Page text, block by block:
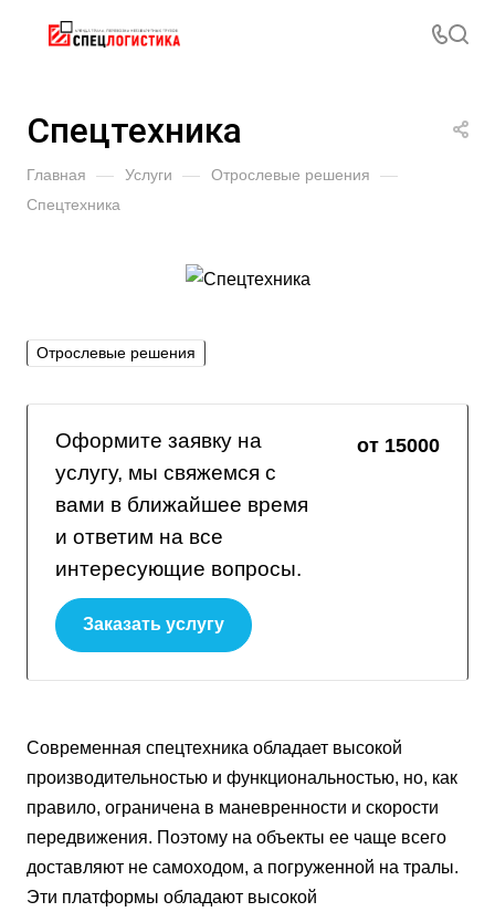
Спецтехника
Главная — Услуги — Отрослевые решения —
Спецтехника
Отрослевые решения
Оформите заявку на
услугу, мы свяжемся с
вами в ближайшее время
и ответим на все
интересующие вопросы.
от 15000
Заказать услугу
Современная спецтехника обладает высокой
производительностью и функциональностью, но, как
правило, ограничена в маневренности и скорости
передвижения. Поэтому на объекты ее чаще всего
доставляют не самоходом, а погруженной на тралы.
Эти платформы обладают высокой